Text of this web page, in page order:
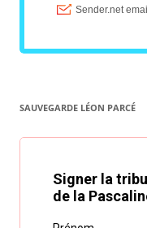
SAUVEGARDE LÉON PARCÉ